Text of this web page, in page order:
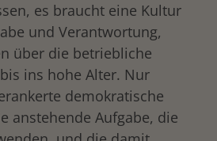
es braucht eine Kultur
und Verantwortung,
über die betriebliche
ins hohe Alter. Nur
demokratische
anstehende Aufgabe, die